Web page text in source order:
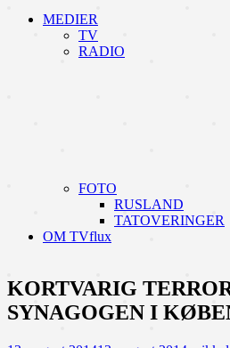
MEDIER
TV
RADIO
FOTO
RUSLAND
TATOVERINGER
OM TVflux
KORTVARIG
SYNAGOGEN I